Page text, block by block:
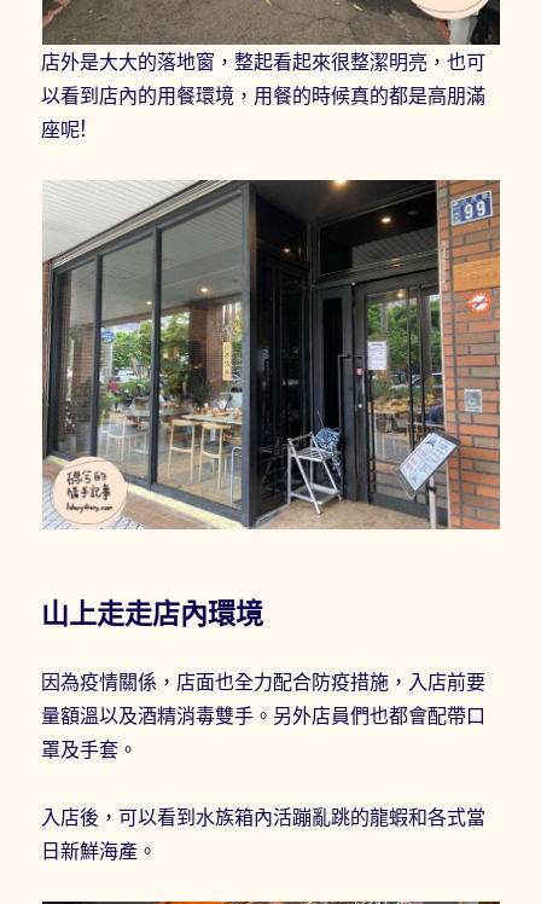
店外是大大的落地窗，整起看起來很整潔明亮，也可
以看到店內的用餐環境，用餐的時候真的都是高朋滿
座呢!
山上走走店內環境
因為疫情關係，店面也全力配合防疫措施，入店前要
量額溫以及酒精消毒雙手。另外店員們也都會配帶口
罩及手套。
入店後，可以看到水族箱內活蹦亂跳的龍蝦和各式當
日新鮮海產。